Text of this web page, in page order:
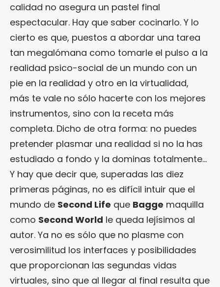
calidad no asegura un pastel final
espectacular. Hay que saber cocinarlo. Y lo
cierto es que, puestos a abordar una tarea
tan megalómana como tomarle el pulso a la
realidad psico-social de un mundo con un
pie en la realidad y otro en la virtualidad,
más te vale no sólo hacerte con los mejores
instrumentos, sino con la receta más
completa. Dicho de otra forma: no puedes
pretender plasmar una realidad si no la has
estudiado a fondo y la dominas totalmente…
Y hay que decir que, superadas las diez
primeras páginas, no es difícil intuir que el
mundo de Second Life que Bagge maquilla
como Second World le queda lejísimos al
autor. Ya no es sólo que no plasme con
verosimilitud los interfaces y posibilidades
que proporcionan las segundas vidas
virtuales, sino que al llegar al final resulta que